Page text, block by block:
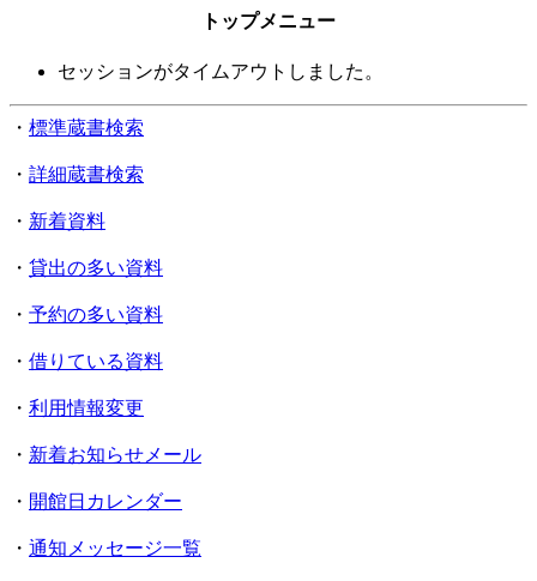
トップメニュー
セッションがタイムアウトしました。
・ 標準蔵書検索
・ 詳細蔵書検索
・ 新着資料
・ 貸出の多い資料
・ 予約の多い資料
・ 借りている資料
・ 利用情報変更
・ 新着お知らせメール
・ 開館日カレンダー
・ 通知メッセージ一覧